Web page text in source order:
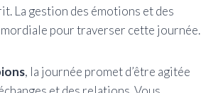
La gestion des émotions et des
pour traverser cette journée.
, la journée promet d’être agitée